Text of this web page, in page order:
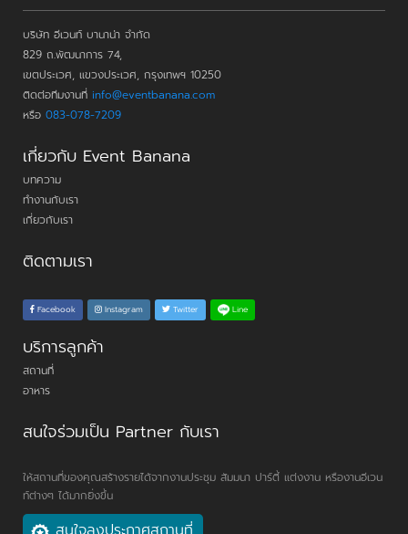
บริษัท อีเวนท์ บานาน่า จำกัด
829 ถ.พัฒนาการ 74,
เขตประเวศ, แขวงประเวศ, กรุงเทพฯ 10250
ติดต่อทีมงานที่ info@eventbanana.com
หรือ 083-078-7209
เกี่ยวกับ Event Banana
บทความ
ทำงานกับเรา
เกี่ยวกับเรา
ติดตามเรา
Facebook Instagram Twitter Line
บริการลูกค้า
สถานที่
อาหาร
สนใจร่วมเป็น Partner กับเรา
ให้สถานที่ของคุณสร้างรายได้จากงานประชุม สัมมนา ปาร์ตี้ แต่งงาน หรืองานอีเวน
ท์ต่างๆ ได้มากยิ่งขึ้น